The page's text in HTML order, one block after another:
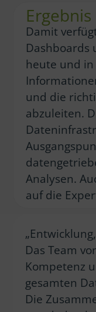
Ergebnis
Damit
Dashboards
heute und
und die
abzuleiten.
Analysen.
auf die
Das Team
Kompetenz
gesamten
Die